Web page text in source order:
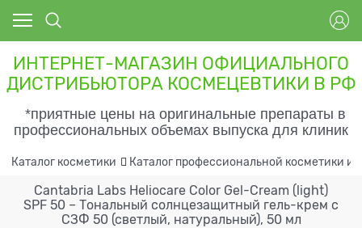
ИНТЕРНЕТ-МАГАЗИН ОФИЦИАЛЬНОГО
ДИСТРИБЬЮТОРА КОСМЕЦЕВТИКИ В РФ
*приятные цены на оригинальные препараты в
профессиональных объемах выпуска для клиник
Каталог косметики Каталог профессиональной косметики и
Cantabria Labs Heliocare Color Gel-Cream (light)
SPF 50 – Тональный солнцезащитный гель-крем с
СЗФ 50 (светлый, натуральный), 50 мл